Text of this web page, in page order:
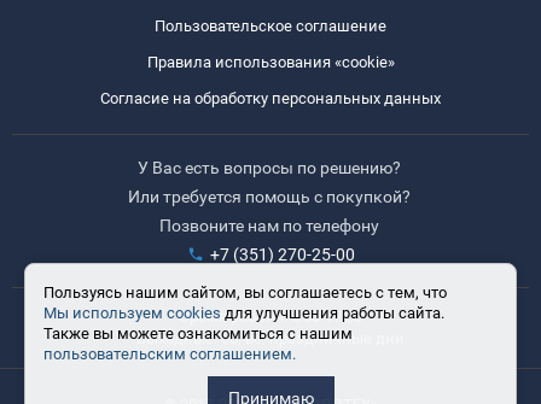
Пользовательское соглашение
Правила использования «cookie»
Согласие на обработку персональных данных
У Вас есть вопросы по решению?
Или требуется помощь с покупкой?
Позвоните нам по телефону
+7 (351) 270-25-00
Время работы: 8:30-17:30
Выходные: сб, вс, праздничные дни
Пользуясь нашим сайтом, вы соглашаетесь с тем, что
Мы используем cookies для улучшения работы сайта.
Также вы можете ознакомиться с нашим
пользовательским соглашением.
Принимаю